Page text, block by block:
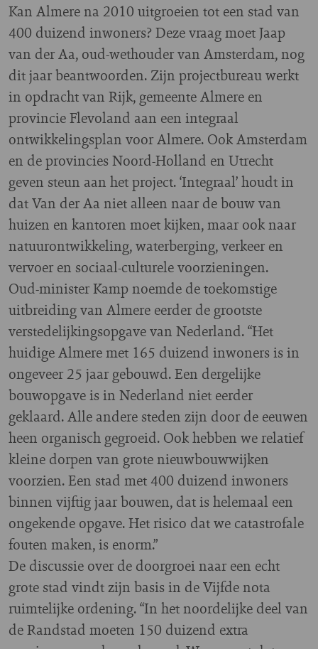
Kan Almere na 2010 uitgroeien tot een stad van
400 duizend inwoners? Deze vraag moet Jaap
van der Aa, oud-wethouder van Amsterdam, nog
dit jaar beantwoorden. Zijn projectbureau werkt
in opdracht van Rijk, gemeente Almere en
provincie Flevoland aan een integraal
ontwikkelingsplan voor Almere. Ook Amsterdam
en de provincies Noord-Holland en Utrecht
geven steun aan het project. ‘Integraal’ houdt in
dat Van der Aa niet alleen naar de bouw van
huizen en kantoren moet kijken, maar ook naar
natuurontwikkeling, waterberging, verkeer en
vervoer en sociaal-culturele voorzieningen.
Oud-minister Kamp noemde de toekomstige
uitbreiding van Almere eerder de grootste
verstedelijkingsopgave van Nederland. “Het
huidige Almere met 165 duizend inwoners is in
ongeveer 25 jaar gebouwd. Een dergelijke
bouwopgave is in Nederland niet eerder
geklaard. Alle andere steden zijn door de eeuwen
heen organisch gegroeid. Ook hebben we relatief
kleine dorpen van grote nieuwbouwwijken
voorzien. Een stad met 400 duizend inwoners
binnen vijftig jaar bouwen, dat is helemaal een
ongekende opgave. Het risico dat we catastrofale
fouten maken, is enorm.”
De discussie over de doorgroei naar een echt
grote stad vindt zijn basis in de Vijfde nota
ruimtelijke ordening. “In het noordelijke deel van
de Randstad moeten 150 duizend extra